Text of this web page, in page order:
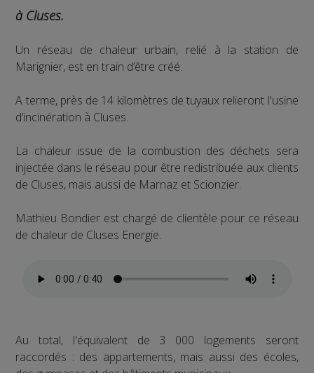
à Cluses.
Un réseau de chaleur urbain, relié à la station de
Marignier, est en train d’être créé.
A terme, près de 14 kilomètres de tuyaux relieront l'usine
d’incinération à Cluses.
La chaleur issue de la combustion des déchets sera
injectée dans le réseau pour être redistribuée aux clients
de Cluses, mais aussi de Marnaz et Scionzier.
Mathieu Bondier est chargé de clientèle pour ce réseau
de chaleur de Cluses Energie.
Au total, l'équivalent de 3 000 logements seront
raccordés : des appartements, mais aussi des écoles,